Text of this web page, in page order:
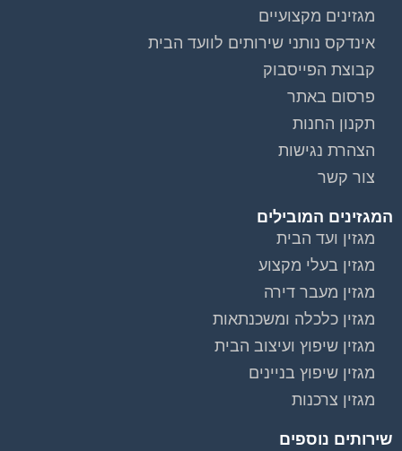
מגזינים מקצועיים
אינדקס נותני שירותים לוועד הבית
קבוצת הפייסבוק
פרסום באתר
תקנון החנות
הצהרת נגישות
צור קשר
המגזינים המובילים
מגזין ועד הבית
מגזין בעלי מקצוע
מגזין מעבר דירה
מגזין כלכלה ומשכנתאות
מגזין שיפוץ ועיצוב הבית
מגזין שיפוץ בניינים
מגזין צרכנות
שירותים נוספים